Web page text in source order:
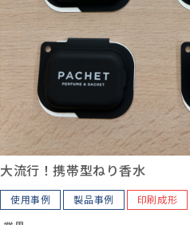
大流行！携帯型ねり香水 「
使用事例 製品事例 印刷成形